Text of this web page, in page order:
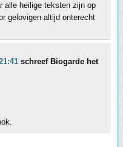
alle heilige teksten zijn op
gelovigen altijd onterecht
schreef Biogarde het